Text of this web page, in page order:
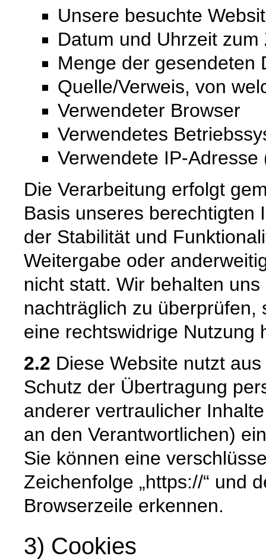
Unsere besuchte
Datum und Uhrzeit
Menge der gesendeten
Quelle/Verweis, von
Verwendeter Browser
Verwendetes
Verwendete IP-
Die Verarbeitung erfolgt
Basis unseres berechtigten
der Stabilität und
Weitergabe oder
nicht statt. Wir behalten
nachträglich zu überprüfen,
eine rechtswidrige Nutzung
2.2 Diese Website nutzt
Schutz der Übertragung
anderer vertraulicher
an den Verantwortlichen)
Sie können eine
Zeichenfolge „https://“ und
Browserzeile erkennen.
3) Cookies